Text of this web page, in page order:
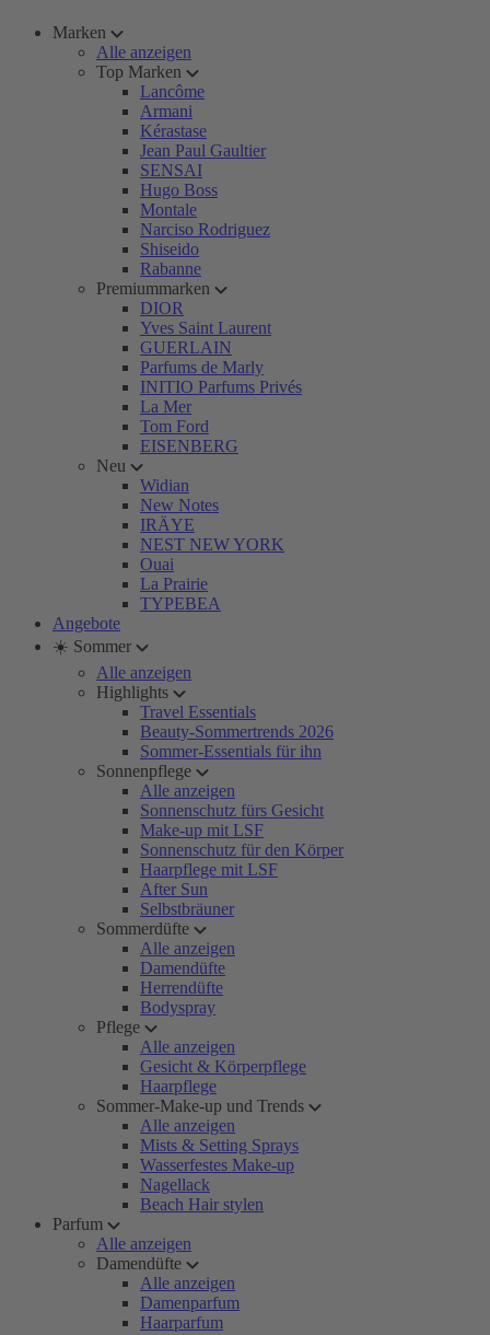
Marken
Alle anzeigen
Top Marken
Lancôme
Armani
Kérastase
Jean Paul Gaultier
SENSAI
Hugo Boss
Montale
Narciso Rodriguez
Shiseido
Rabanne
Premiummarken
DIOR
Yves Saint Laurent
GUERLAIN
Parfums de Marly
INITIO Parfums Privés
La Mer
Tom Ford
EISENBERG
Neu
Widian
New Notes
IRÄYE
NEST NEW YORK
Ouai
La Prairie
TYPEBEA
Angebote
☀️ Sommer
Alle anzeigen
Highlights
Travel Essentials
Beauty-Sommertrends 2026
Sommer-Essentials für ihn
Sonnenpflege
Alle anzeigen
Sonnenschutz fürs Gesicht
Make-up mit LSF
Sonnenschutz für den Körper
Haarpflege mit LSF
After Sun
Selbstbräuner
Sommerdüfte
Alle anzeigen
Damendüfte
Herrendüfte
Bodyspray
Pflege
Alle anzeigen
Gesicht & Körperpflege
Haarpflege
Sommer-Make-up und Trends
Alle anzeigen
Mists & Setting Sprays
Wasserfestes Make-up
Nagellack
Beach Hair stylen
Parfum
Alle anzeigen
Damendüfte
Alle anzeigen
Damenparfum
Haarparfum